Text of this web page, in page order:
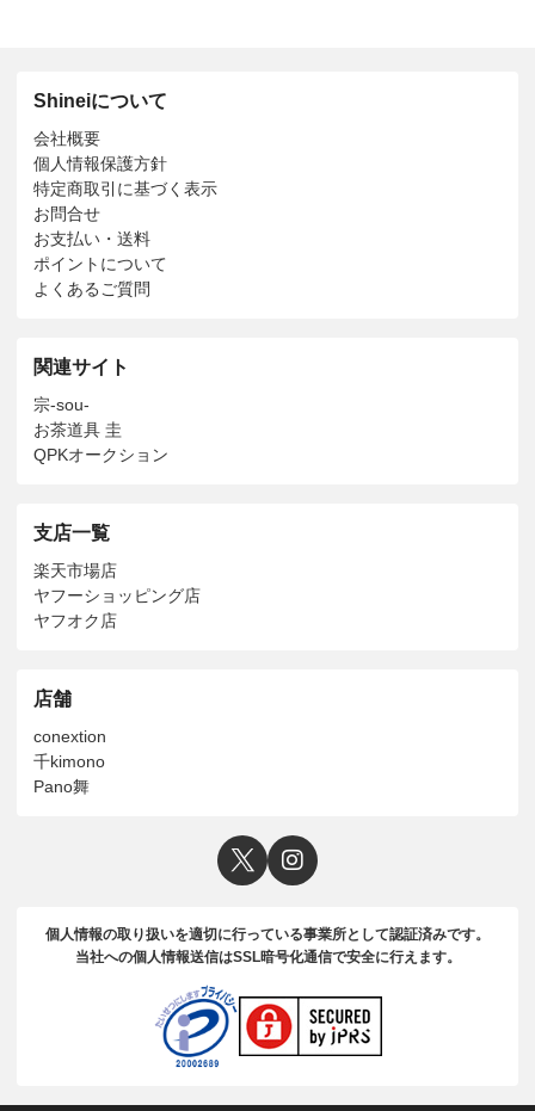
Shineiについて
会社概要
個人情報保護方針
特定商取引に基づく表示
お問合せ
お支払い・送料
ポイントについて
よくあるご質問
関連サイト
宗-sou-
お茶道具 圭
QPKオークション
支店一覧
楽天市場店
ヤフーショッピング店
ヤフオク店
店舗
conextion
千kimono
Pano舞
個人情報の取り扱いを適切に行っている事業所として認証済みです。
当社への個人情報送信はSSL暗号化通信で安全に行えます。